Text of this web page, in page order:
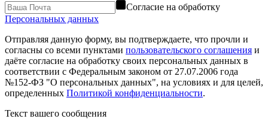
Согласие на обработку
Персональных данных
Отправляя данную форму, вы подтверждаете, что прочли и
согласны со всеми пунктами пользовательского соглашения и
даёте согласие на обработку своих персональных данных в
соответствии с Федеральным законом от 27.07.2006 года
№152-ФЗ "О персональных данных", на условиях и для целей,
определенных Политикой конфиденциальности.
Текст вашего сообщения